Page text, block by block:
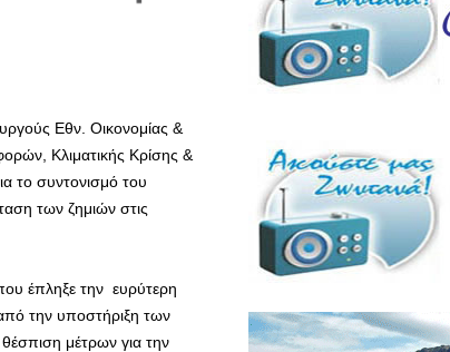
Εθν. Οικονομίας &
Κλιματικής Κρίσης &
το συντονισμό του
των ζημιών στις
έπληξε την ευρύτερη
την υποστήριξη των
θέσπιση μέτρων για την